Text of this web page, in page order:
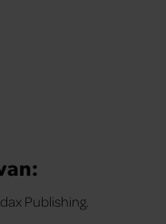
Publishing.